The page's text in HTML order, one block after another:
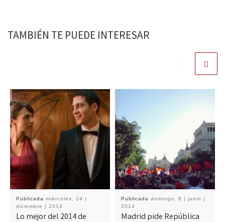
TAMBIÉN TE PUEDE INTERESAR
Publicada miércoles, 24 |
diciembre | 2014
Lo mejor del 2014 de
Publicada domingo, 8 | junio |
2014
Madrid pide República